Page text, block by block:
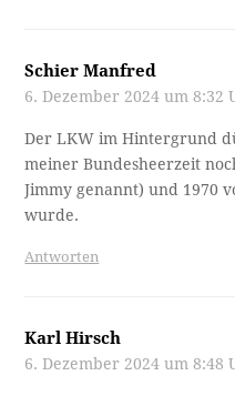
Schier Manfred
6. Dezember 2024 um 8:32
Der LKW im Hintergrund
meiner Bundesheerzeit
Jimmy genannt) und 1970
wurde.
Antworten
Karl Hirsch
6. Dezember 2024 um 8:48